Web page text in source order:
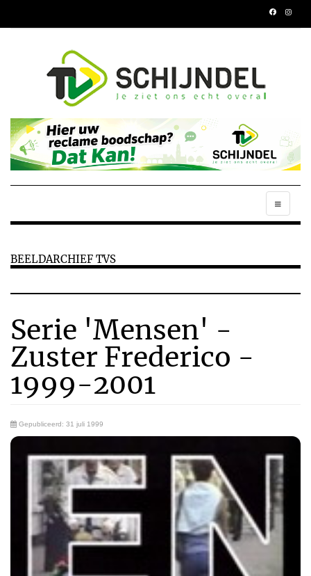
BEELDARCHIEF TVS
Serie 'Mensen' -
Zuster Frederico -
1999-2001
Gepubliceerd: 31 juli 1999